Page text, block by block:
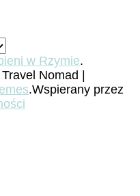
w Rzymie.
Travel Nomad |
.Wspierany przez